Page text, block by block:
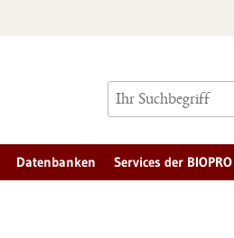
Datenbanken Services der BIOPRO